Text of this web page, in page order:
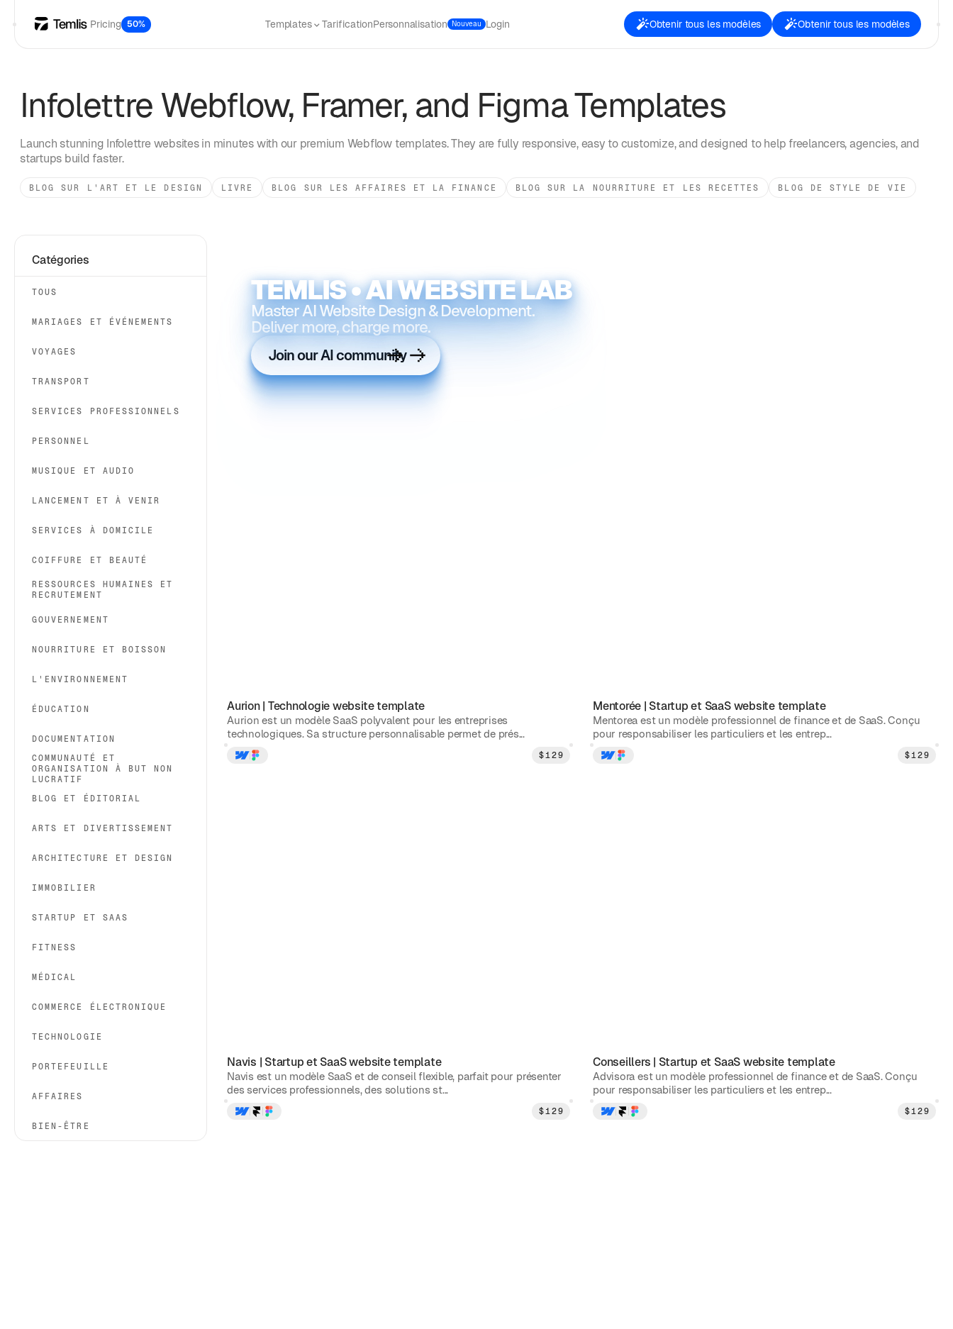
Pricing 50% Templates TarificationPersonnalisation Nouveau Login Obtenir tous les modèles Obtenir tous les modèles
Infolettre Webflow, Framer, and Figma Templates
Launch stunning Infolettrewebsites in minutes with our premium Webflow templates. They are fully responsive, easy to customize, and designed to help freelancers, agencies, and
startups build faster.
BLOG SUR L'ART ET LE DESIGN LIVRE BLOG SUR LES AFFAIRES ET LA FINANCE BLOG SUR LA NOURRITURE ET LES RECETTES BLOG DE STYLE DE VIE
Catégories
TOUS
MARIAGES ET ÉVÉNEMENTS
VOYAGES
TRANSPORT
SERVICES PROFESSIONNELS
PERSONNEL
MUSIQUE ET AUDIO
LANCEMENT ET À VENIR
SERVICES À DOMICILE
COIFFURE ET BEAUTÉ
RESSOURCES HUMAINES ET
RECRUTEMENT
GOUVERNEMENT
NOURRITURE ET BOISSON
L'ENVIRONNEMENT
ÉDUCATION
DOCUMENTATION
COMMUNAUTÉ ET
ORGANISATION À BUT NON
LUCRATIF
BLOG ET ÉDITORIAL
ARTS ET DIVERTISSEMENT
ARCHITECTURE ET DESIGN
IMMOBILIER
STARTUP ET SAAS
FITNESS
MÉDICAL
COMMERCE ÉLECTRONIQUE
TECHNOLOGIE
PORTEFEUILLE
AFFAIRES
BIEN-ÊTRE
TEMLIS • AI WEBSITE LAB
Master AI Website Design & Development.
Deliver more, charge more.
Join our AI community
Aurion| Technologiewebsite template
Aurion est un modèle SaaS polyvalent pour les entreprises
technologiques. Sa structure personnalisable permet de prés...
$129
Mentorée | Startup et SaaSwebsite template
Mentorea est un modèle professionnel de finance et de SaaS. Conçu
pour responsabiliser les particuliers et les entrep...
$129
Navis | Startup et SaaSwebsite template
Navis est un modèle SaaS et de conseil flexible, parfait pour présenter
des services professionnels, des solutions st...
$129
Conseillers | Startup et SaaSwebsite template
Advisora est un modèle professionnel de finance et de SaaS. Conçu
pour responsabiliser les particuliers et les entrep...
$129